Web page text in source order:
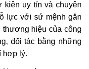
kiện uy tín và chuyên
lực với sứ mệnh gắn
thương hiệu của công
đối tác bằng những
hợp lý.